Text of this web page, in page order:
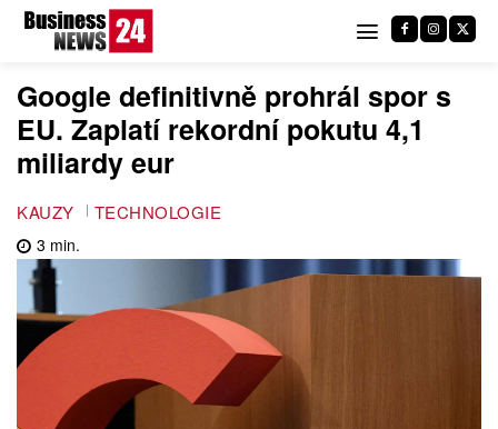
Google definitivně prohrál spor s
EU. Zaplatí rekordní pokutu 4,1
miliardy eur
KAUZY TECHNOLOGIE
3 min.